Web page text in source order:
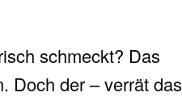
schmeckt? Das
Doch der – verrät das